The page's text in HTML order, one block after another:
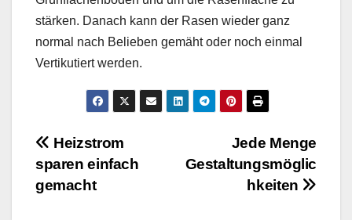
stärken. Danach kann der Rasen wieder ganz
normal nach Belieben gemäht oder noch einmal
Vertikutiert werden.
BeitragsnavigationJede Menge
Gestaltungsmöglic
hkeiten
Heizstrom
sparen einfach
gemacht